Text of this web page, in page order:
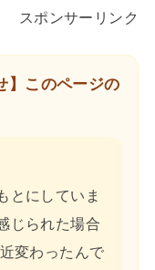
スポンサーリンク
】このページの
とにしていま
じられた場合
変わったんで